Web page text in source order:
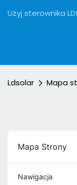
Użyj sterownika
Ldsolar Mapa
Mapa Strony
Nawigacja